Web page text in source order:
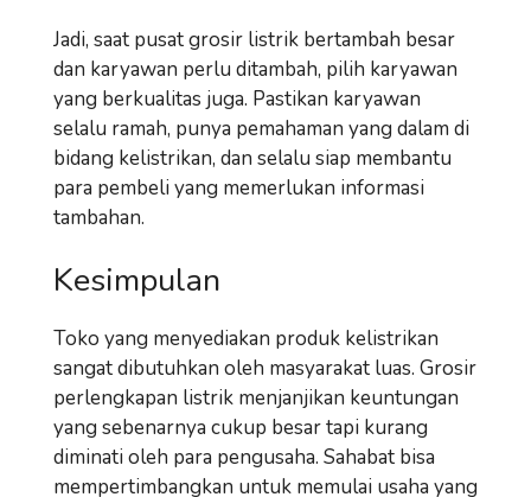
Jadi, saat pusat grosir listrik bertambah besar
dan karyawan perlu ditambah, pilih karyawan
yang berkualitas juga. Pastikan karyawan
selalu ramah, punya pemahaman yang dalam di
bidang kelistrikan, dan selalu siap membantu
para pembeli yang memerlukan informasi
tambahan.
Kesimpulan
Toko yang menyediakan produk kelistrikan
sangat dibutuhkan oleh masyarakat luas. Grosir
perlengkapan listrik menjanjikan keuntungan
yang sebenarnya cukup besar tapi kurang
diminati oleh para pengusaha. Sahabat bisa
mempertimbangkan untuk memulai usaha yang